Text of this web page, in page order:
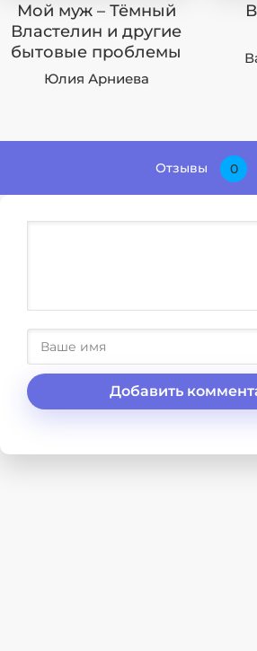
Мой муж – Тёмный
Властелин и другие
бытовые проблемы
Юлия Арниева
Отзывы 0
Добавить